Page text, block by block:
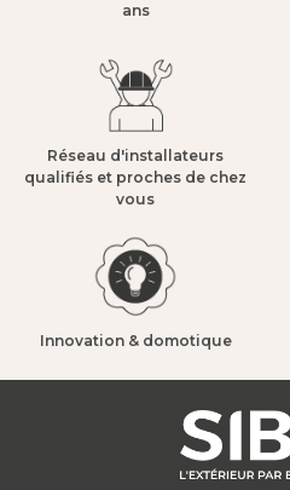
ans​
Réseau d'installateurs
qualifiés et proches de chez
vous​
Innovation & domotique​